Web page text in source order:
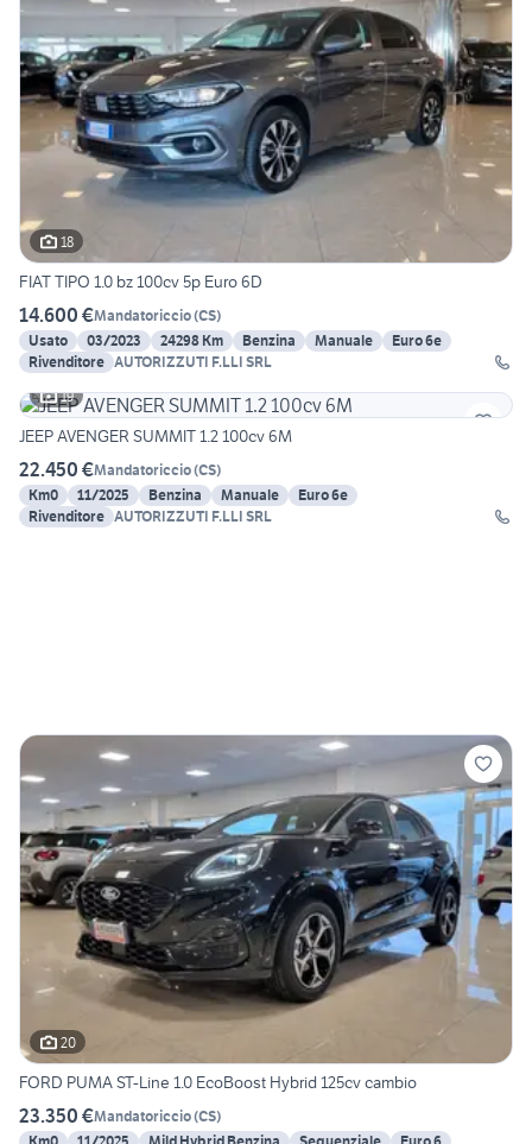
18
FIAT TIPO 1.0 bz 100cv 5p Euro 6D
14.600 €Mandatoriccio(CS)
Usato
03/2023 24298 Km Benzina Manuale
Euro 6e
Rivenditore AUTORIZZUTI F.LLI SRL
19
JEEP AVENGER SUMMIT 1.2 100cv 6M
22.450 €Mandatoriccio(CS)
Km0
11/2025 Benzina Manuale
Euro 6e
Rivenditore AUTORIZZUTI F.LLI SRL
20
FORD PUMA ST-Line 1.0 EcoBoost Hybrid 125cv cambio
23.350 €Mandatoriccio(CS)